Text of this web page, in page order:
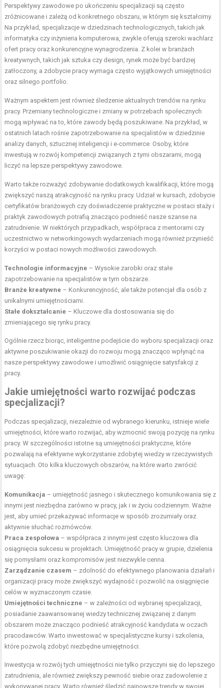
Perspektywy zawodowe po ukończeniu specjalizacji są często
zróżnicowane i zależą od konkretnego obszaru, w którym się kształcimy.
Na przykład, specjalizacje w dziedzinach technologicznych, takich jak
informatyka czy inżynieria komputerowa, zwykle oferują szeroki wachlarz
ofert pracy oraz konkurencyjne wynagrodzenia. Z kolei w branżach
kreatywnych, takich jak sztuka czy design, rynek może być bardziej
zatłoczony, a zdobycie pracy wymaga często wyjątkowych umiejętności
oraz silnego portfolio.
Ważnym aspektem jest również śledzenie aktualnych trendów na rynku
pracy. Przemiany technologiczne i zmiany w potrzebach społecznych
mogą wpływać na to, które zawody będą poszukiwane. Na przykład, w
ostatnich latach rośnie zapotrzebowanie na specjalistów w dziedzinie
analizy danych, sztucznej inteligencji i e-commerce. Osoby, które
inwestują w rozwój kompetencji związanych z tymi obszarami, mogą
liczyć na lepsze perspektywy zawodowe.
Warto także rozważyć zdobywanie dodatkowych kwalifikacji, które mogą
zwiększyć naszą atrakcyjność na rynku pracy. Udział w kursach, zdobycie
certyfikatów branżowych czy doświadczenie praktyczne w postaci staży i
praktyk zawodowych potrafią znacząco podnieść nasze szanse na
zatrudnienie. W niektórych przypadkach, współpraca z mentorami czy
uczestnictwo w networkingowych wydarzeniach mogą również przynieść
korzyści w postaci nowych możliwości zawodowych.
Technologie informacyjne – Wysokie zarobki oraz stałe
zapotrzebowanie na specjalistów w tym obszarze.
Branże kreatywne – Konkurencyjność, ale także potencjał dla osób z
unikalnymi umiejętnościami.
Stałe dokształcanie – Kluczowe dla dostosowania się do
zmieniającego się rynku pracy.
Ogólnie rzecz biorąc, inteligentne podejście do wyboru specjalizacji oraz
aktywne poszukiwanie okazji do rozwoju mogą znacząco wpłynąć na
nasze perspektywy zawodowe i umożliwić osiągnięcie satysfakcji z
pracy.
Jakie umiejętności warto rozwijać podczas
specjalizacji?
Podczas specjalizacji, niezależnie od wybranego kierunku, istnieje wiele
umiejętności, które warto rozwijać, aby wzmocnić swoją pozycję na rynku
pracy. W szczególności istotne są umiejętności praktyczne, które
pozwalają na efektywne wykorzystanie zdobytej wiedzy w rzeczywistych
sytuacjach. Oto kilka kluczowych obszarów, na które warto zwrócić
uwagę:
Komunikacja – umiejętność jasnego i skutecznego komunikowania się z
innymi jest niezbędna zarówno w pracy, jak i w życiu codziennym. Ważne
jest, aby umieć przekazywać informacje w sposób zrozumiały oraz
aktywnie słuchać rozmówców.
Praca zespołowa – współpraca z innymi jest często kluczowa dla
osiągnięcia sukcesu w projektach. Umiejętność pracy w grupie, dzielenia
się pomysłami oraz kompromisów jest niezwykle cenna.
Zarządzanie czasem – zdolność do efektywnego planowania działań i
organizacji pracy może zwiększyć wydajność i pozwolić na osiągnięcie
celów w wyznaczonym czasie.
Umiejętności techniczne – w zależności od wybranej specjalizacji,
posiadanie zaawansowanej wiedzy technicznej związanej z danym
obszarem może znacząco podnieść atrakcyjność kandydata w oczach
pracodawców. Warto inwestować w specjalistyczne kursy i szkolenia,
które pozwolą zdobyć niezbędne umiejętności.
Inwestycja w rozwój tych umiejętności nie tylko przyczyni się do lepszego
zatrudnienia, ale również zwiększy pewność siebie oraz zadowolenie z
wykonywanej pracy. Warto również śledzić najnowsze trendy w swojej